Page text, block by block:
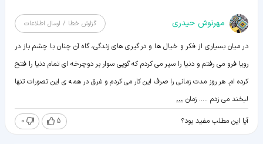
مهرنوش حیدری گزارش خطا / ارسال اطلاعات
در میان بسیاری از فکر و خیال ها و در گیری های زندگی، گاه آن چنان با چشم باز در
رویا فرو می رفتم و دنیا را سیر می کردم که گویی سوار بر دوچرخه ای تمام دنیا را فتح
کرده ام. هر روز مدت زمانی را صرف این کار می کردم و غرق در همه ی این تصورات تنها
لبخند می زدم ..... زمان ...
آیا این مطلب مفید بود؟ 5
0